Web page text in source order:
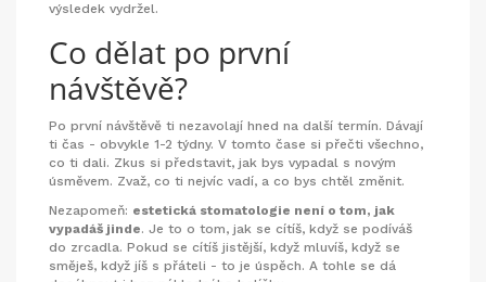
výsledek vydržel.
Co dělat po první
návštěvě?
Po první návštěvě ti nezavolají hned na další termín. Dávají
ti čas - obvykle 1-2 týdny. V tomto čase si přečti všechno,
co ti dali. Zkus si představit, jak bys vypadal s novým
úsměvem. Zvaž, co ti nejvíc vadí, a co bys chtěl změnit.
Nezapomeň: estetická stomatologie není o tom, jak
vypadáš jinde. Je to o tom, jak se cítíš, když se podíváš
do zrcadla. Pokud se cítíš jistější, když mluvíš, když se
směješ, když jíš s přáteli - to je úspěch. A tohle se dá